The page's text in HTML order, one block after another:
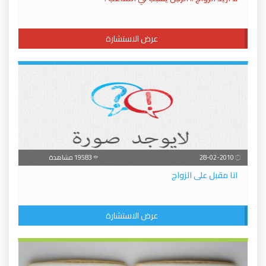
عرض الاستشارة
انا مقبل على الزواج
عرض الاستشارة